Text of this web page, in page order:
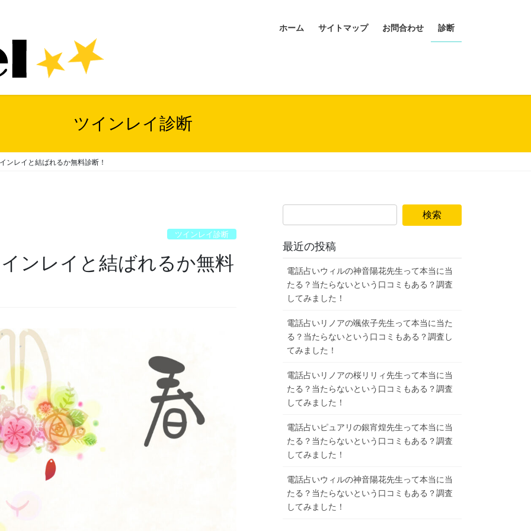
ホーム サイトマップ お問合わせ 診断
ツインレイ診断
ンレイと結ばれるか無料診断！
ツインレイ診断
ンレイと結ばれるか無料
索:
最近の投稿
電話占いウィルの神音陽花先生って本当に当
たる？当たらないという口コミもある？調査
してみました！
電話占いリノアの颯依子先生って本当に当た
る？当たらないという口コミもある？調査し
てみました！
電話占いリノアの桜リリィ先生って本当に当
たる？当たらないという口コミもある？調査
してみました！
電話占いピュアリの銀宵煌先生って本当に当
たる？当たらないという口コミもある？調査
してみました！
電話占いウィルの神音陽花先生って本当に当
たる？当たらないという口コミもある？調査
してみました！